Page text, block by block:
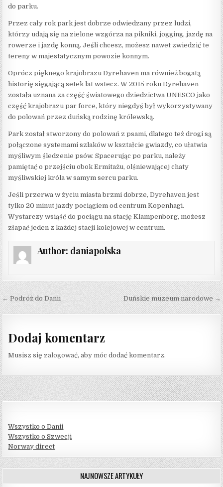
do parku.
Przez cały rok park jest dobrze odwiedzany przez ludzi,
którzy udają się na zielone wzgórza na pikniki, jogging, jazdę na
rowerze i jazdę konną. Jeśli chcesz, możesz nawet zwiedzić te
tereny w majestatycznym powozie konnym.
Oprócz pięknego krajobrazu Dyrehaven ma również bogatą
historię sięgającą setek lat wstecz. W 2015 roku Dyrehaven
została uznana za część światowego dziedzictwa UNESCO jako
część krajobrazu par force, który niegdyś był wykorzystywany
do polowań przez duńską rodzinę królewską.
Park został stworzony do polowań z psami, dlatego też drogi są
połączone systemami szlaków w kształcie gwiazdy, co ułatwia
myśliwym śledzenie psów. Spacerując po parku, należy
pamiętać o przejściu obok Ermitażu, olśniewającej chaty
myśliwskiej króla w samym sercu parku.
Jeśli przerwa w życiu miasta brzmi dobrze, Dyrehaven jest
tylko 20 minut jazdy pociągiem od centrum Kopenhagi.
Wystarczy wsiąść do pociągu na stację Klampenborg, możesz
złapać jeden z każdej stacji kolejowej w centrum.
Author: daniapolska
Nawigacja
wpisu
Duńskie muzeum narodowe →
← Podróż do Danii
Dodaj komentarz
Musisz się zalogować, aby móc dodać komentarz.
Wszystko o Danii
Wszystko o Szwecji
Norway direct
NAJNOWSZE ARTYKUŁY